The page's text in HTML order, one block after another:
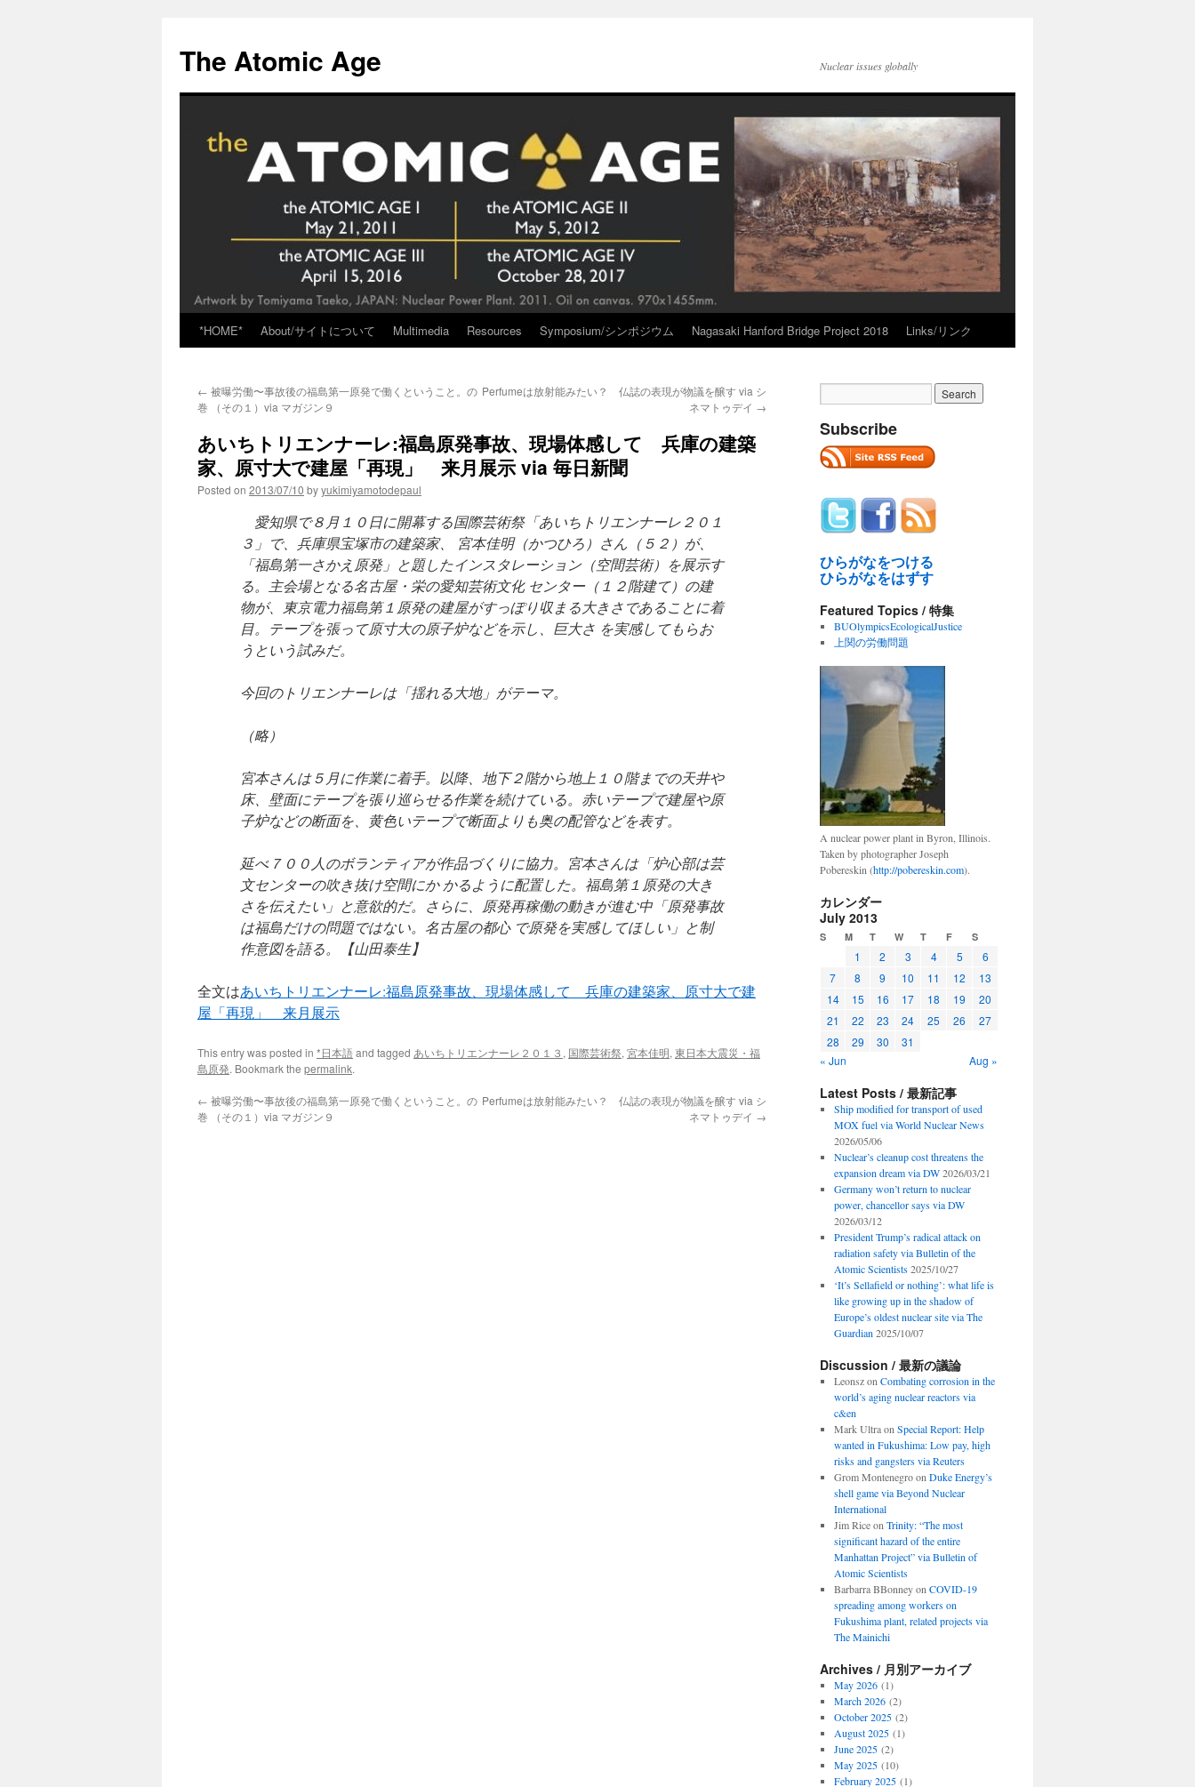
content
The Atomic Age Nuclear issues globally
*HOME* About/サイトについて Multimedia Resources Symposium/シンポジウム Nagasaki Hanford Bridge Project 2018 Links/リンク
← 被曝労働〜事故後の福島第一原発で働くということ。の
巻 （その１）via マガジン９
Perfumeは放射能みたい？ 仏誌の表現が物議を醸す via シ
ネマトゥデイ →
あいちトリエンナーレ:福島原発事故、現場体感して 兵庫の建築
家、原寸大で建屋「再現」 来月展示 via 毎日新聞
Posted on 2013/07/10 byyukimiyamotodepaul
愛知県で８月１０日に開幕する国際芸術祭「あいちトリエンナーレ２０１
３」で、兵庫県宝塚市の建築家、 宮本佳明（かつひろ）さん（５２）が、
「福島第一さかえ原発」と題したインスタレーション（空間芸術）を展示す
る。主会場となる名古屋・栄の愛知芸術文化 センター（１２階建て）の建
物が、東京電力福島第１原発の建屋がすっぽり収まる大きさであることに着
目。テープを張って原寸大の原子炉などを示し、巨大さ を実感してもらお
うという試みだ。
今回のトリエンナーレは「揺れる大地」がテーマ。
（略）
宮本さんは５月に作業に着手。以降、地下２階から地上１０階までの天井や
床、壁面にテープを張り巡らせる作業を続けている。赤いテープで建屋や原
子炉などの断面を、黄色いテープで断面よりも奥の配管などを表す。
延べ７００人のボランティアが作品づくりに協力。宮本さんは「炉心部は芸
文センターの吹き抜け空間にか かるように配置した。福島第１原発の大き
さを伝えたい」と意欲的だ。さらに、原発再稼働の動きが進む中「原発事故
は福島だけの問題ではない。名古屋の都心 で原発を実感してほしい」と制
作意図を語る。【山田泰生】
全文はあいちトリエンナーレ:福島原発事故、現場体感して 兵庫の建築家、原寸大で建
屋「再現」 来月展示
This entry was posted in *日本語and tagged あいちトリエンナーレ２０１３ , 国際芸術祭, 宮本佳明, 東日本大震災・福
島原発. Bookmark the permalink.
← 被曝労働〜事故後の福島第一原発で働くということ。の
巻 （その１）via マガジン９
Perfumeは放射能みたい？ 仏誌の表現が物議を醸す via シ
ネマトゥデイ →
Subscribe
ひらがなをつける
ひらがなをはずす
Featured Topics / 特集
BUOlympicsEcologicalJustice
上関の労働問題
A nuclear power plant in Byron, Illinois.
Taken by photographer Joseph
Pobereskin (http://pobereskin.com).
カレンダー
July 2013
S M T W T F S
1 2 3 4 5
6
7
8 9 10 11 12
13
14
15 16 17 18 19
20
21
22 23 24 25 26
27
28
29 30
31
« Jun
Aug »
Latest Posts / 最新記事
Ship modified for transport of used
MOX fuel via World Nuclear News
2026/05/06
Nuclear’s cleanup cost threatens the
expansion dream via DW 2026/03/21
Germany won’t return to nuclear
power, chancellor says via DW
2026/03/12
President Trump’s radical attack on
radiation safety via Bulletin of the
Atomic Scientists 2025/10/27
‘It’s Sellafield or nothing’: what life is
like growing up in the shadow of
Europe’s oldest nuclear site via The
Guardian 2025/10/07
Discussion / 最新の議論
Leonszon Combating corrosion in the
world’s aging nuclear reactors via
c&en
Mark Ultraon Special Report: Help
wanted in Fukushima: Low pay, high
risks and gangsters via Reuters
Grom Montenegroon Duke Energy’s
shell game via Beyond Nuclear
International
Jim Riceon Trinity: “The most
significant hazard of the entire
Manhattan Project” via Bulletin of
Atomic Scientists
Barbarra BBonneyon COVID-19
spreading among workers on
Fukushima plant, related projects via
The Mainichi
Archives / 月別アーカイブ
May 2026(1)
March 2026(2)
October 2025(2)
August 2025(1)
June 2025(2)
May 2025(10)
February 2025(1)